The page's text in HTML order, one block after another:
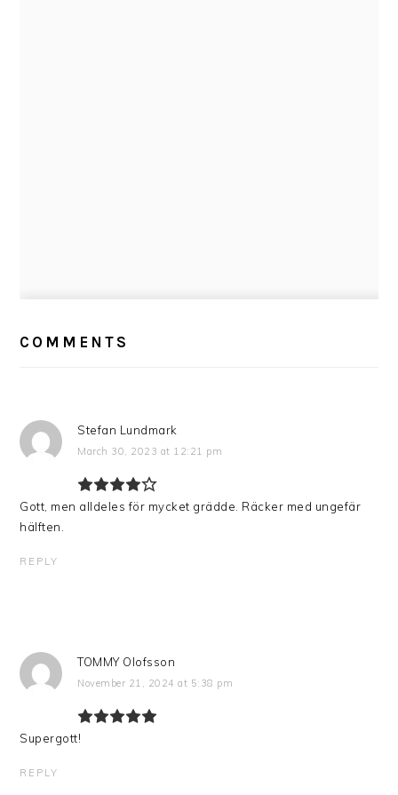
INTERACTIONS
COMMENTS
Stefan Lundmark
March 30, 2023 at 12:21 pm
Gott, men alldeles för mycket grädde. Räcker med ungefär
hälften.
REPLY
TOMMY Olofsson
November 21, 2024 at 5:38 pm
Supergott!
REPLY